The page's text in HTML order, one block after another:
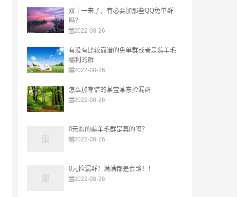
双十一来了，有必要加那些QQ免单群
吗？
2022-08-26
有没有比较靠谱的免单群或者是薅羊毛
福利的群
2022-08-26
怎么加靠谱的某宝某东捡漏群
2022-08-26
0元购的薅羊毛群是真的吗？
2022-08-26
0元捡漏群？满满都是套路！！
2022-08-26